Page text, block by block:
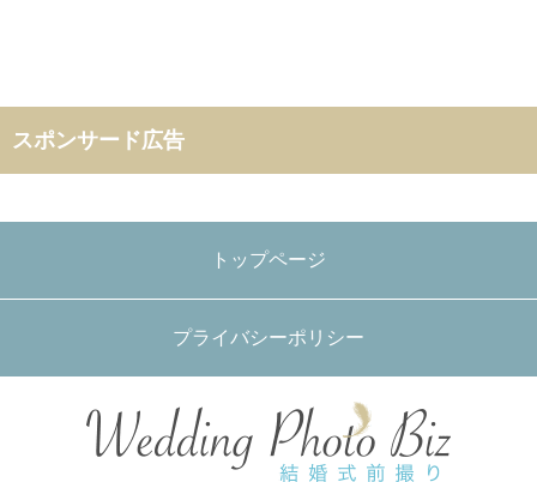
スポンサード広告
トップページ
プライバシーポリシー